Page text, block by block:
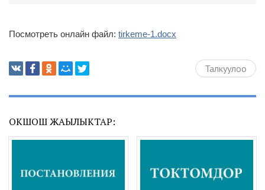
Посмотреть онлайн файл: tirkeme-1.docx
Талкуулоо
ОКШОШ ЖАҢЫЛЫКТАР: